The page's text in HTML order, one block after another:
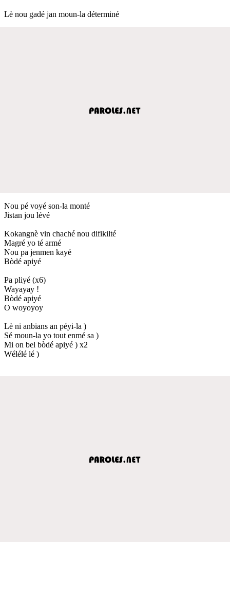
Lè nou gadé jan moun-la déterminé
Nou pé voyé son-la monté
Jistan jou lévé
Kokangnè vin chaché nou difikilté
Magré yo té armé
Nou pa jenmen kayé
Bòdé apiyé
Pa pliyé (x6)
Wayayay !
Bòdé apiyé
O woyoyoy
Lè ni anbians an péyi-la )
Sé moun-la yo tout enmé sa )
Mi on bel bòdé apiyé ) x2
Wélélé lé )